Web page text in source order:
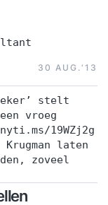
30 AUG.‘13
zeker’ stelt
vroeg
19WZj2g
laten
zoveel